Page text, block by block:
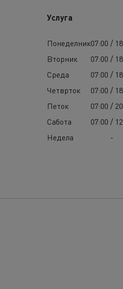
Услуга
Понеделник07:00 /
Вторник
07:00 /
Среда
07:00 /
Четврток
07:00 /
Петок
07:00 /
Сабота
07:00 /
Недела
-